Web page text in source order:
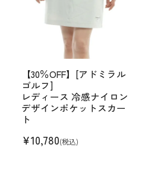
【30％OFF】[アドミラル
ゴルフ]
レディース 冷感ナイロン
デザインポケットスカー
ト
¥10,780(税込)